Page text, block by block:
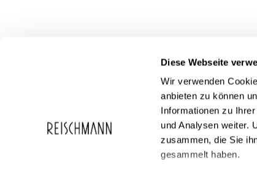
Diese Webseite
Wir verwenden
anbieten zu können
Informationen zu
und Analysen weiter.
zusammen, die Sie
gesammelt haben.
Über